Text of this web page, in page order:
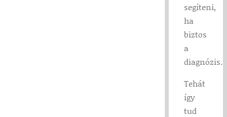
segíteni,
ha
biztos
a
diagnózis.
Tehát
így
tud